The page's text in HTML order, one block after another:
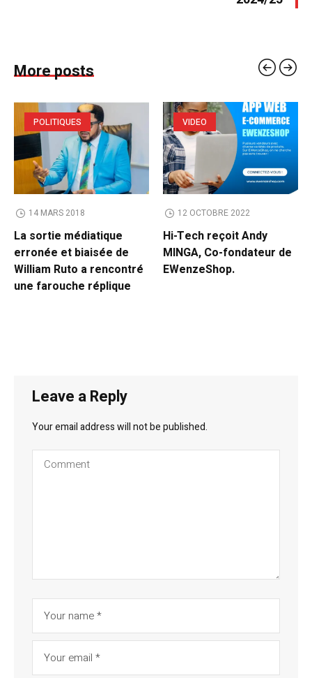
More posts
POLITIQUES
14 MARS 2018
La sortie médiatique
erronée et biaisée de
William Ruto a rencontré
une farouche réplique
VIDEO
12 OCTOBRE 2022
Hi-Tech reçoit Andy
MINGA, Co-fondateur de
EWenzeShop.
Leave a Reply
Your email address will not be published.